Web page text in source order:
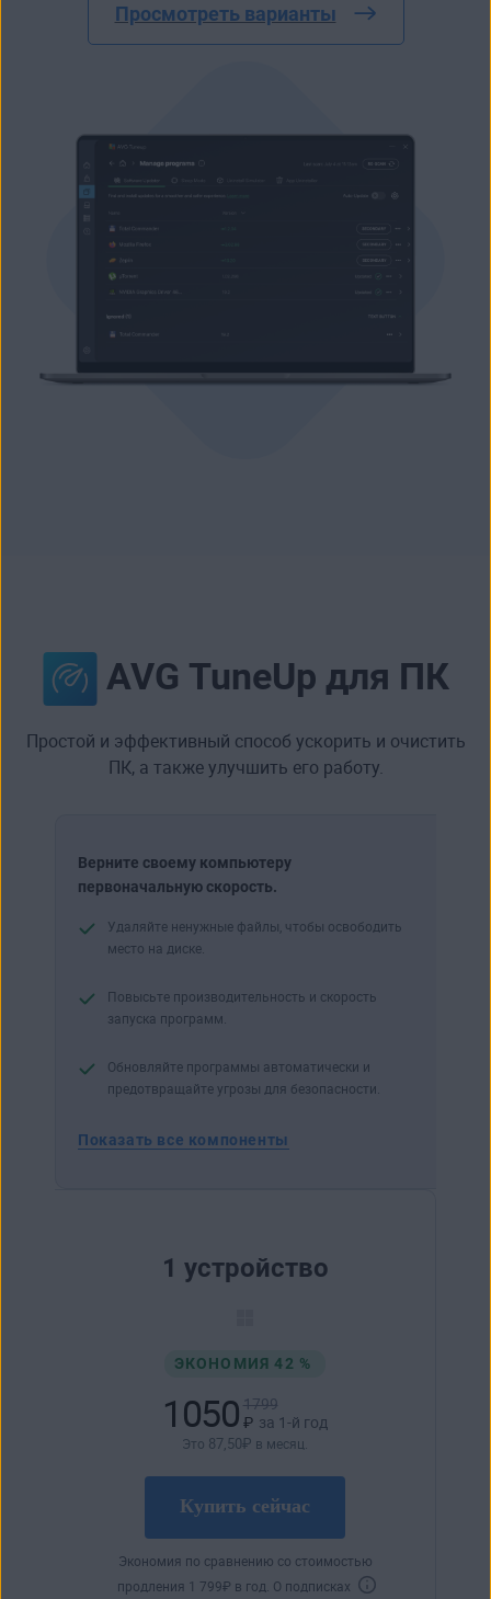
Просмотреть варианты
AVG TuneUp для ПК
Простой и эффективный способ ускорить и очистить
ПК, а также улучшить его работу.
Верните своему компьютеру
первоначальную скорость.
Удаляйте ненужные файлы, чтобы освободить
место на диске.
Повысьте производи­тельность и скорость
запуска программ.
Обновляйте программы автоматически и
предотвращайте угрозы для безопасности.
Показать все компоненты
1 устройство
ЭКОНОМИЯ 42 %
1050 1799
₽ за 1-й год
Это 87 ,50₽ в месяц.
Купить сейчас
Экономия по сравнению со стоимостью
продления 1 799₽ в год. О подписках